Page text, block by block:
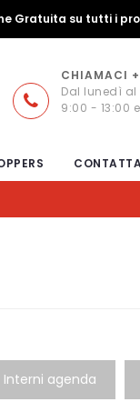
Gratuita su tutti i
CHIAMACI
Dal lunedì al
9:00 - 13:00
Interni agenda